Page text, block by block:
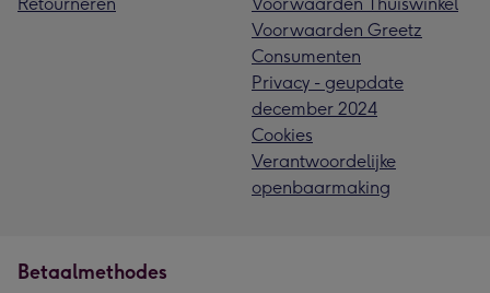
Voorwaarden Greetz
Consumenten
Privacy - geupdate
december 2024
Cookies
Verantwoordelijke
openbaarmaking
Betaalmethodes